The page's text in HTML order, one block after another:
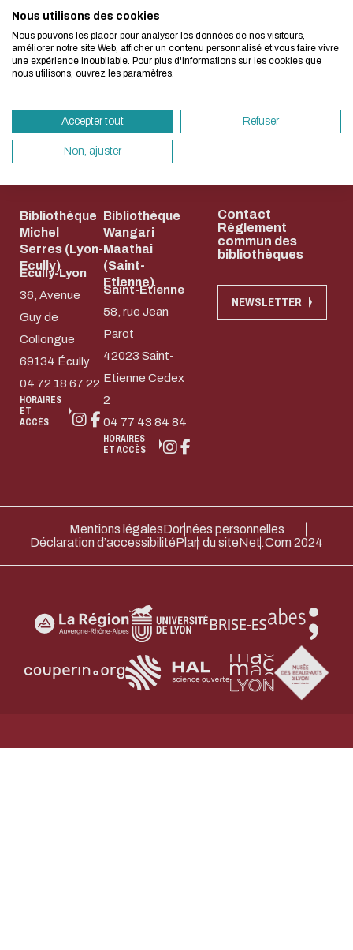
Nous avons développé ce site Internet dans
d'une démarche forte d'écoconception.
besoins énergétiques nécessaires à votre
vous pouvez le parcourir dans son Mode
sollicitera très peu nos serveurs et vous
ACTIVER LE MODE ÉCO
Bibliothèque
Michel
Serres (Lyon-
Ecully)
Ecully-Lyon
36, Avenue
Guy de
Collongue
69134 Écully
04 72 18 67 22
HORAIRES
ET
ACCÈS
Bibliothèque
Wangari
Maathai
(Saint-
Etienne)
Saint-Etienne
58, rue Jean
Parot
42023 Saint-
Etienne Cedex
2
04 77 43 84 84
HORAIRES
ET ACCÈS
Contact
Règlement
commun des
bibliothèques
NEWSLETTER
Mentions légalesDonnées personnelles
Déclaration d’accessibilitéPlan du siteNet.Com 2024
Nous utilisons des cookies
Nous pouvons les placer pour analyser les données de nos visiteurs,
améliorer notre site Web, afficher un contenu personnalisé et vous faire vivre
une expérience inoubliable. Pour plus d'informations sur les cookies que
nous utilisons, ouvrez les paramètres.
Accepter tout Refuser
Non, ajuster